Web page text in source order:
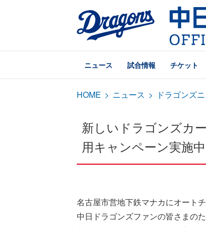
ニュース 試合情報 チケット
HOME > ニュース > ドラゴンズ
新しいドラゴンズカ
用キャンペーン実施中
名古屋市営地下鉄マナカにオート
中日ドラゴンズファンの皆さまの